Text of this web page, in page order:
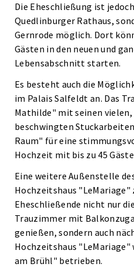
Die Eheschließung ist
Quedlinburger Rathaus,
Gernrode möglich. Dort
Gästen in den neuen und
Lebensabschnitt starten.
Es besteht auch die
im Palais Salfeldt an. Das
Mathilde" mit seinen
beschwingten
Raum" für eine
Hochzeit mit bis zu 45
Eine weitere Außenstelle
Hochzeitshaus
Eheschließende nicht nur
Trauzimmer mit
genießen, sondern auch
Hochzeitshaus
am Brühl" betrieben.